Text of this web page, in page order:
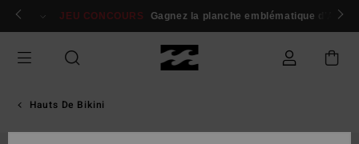
Passer
Se connecter / s'inscrire
JEU CONCOURS Gagnez la planche emblématique d'Andy
Hauts De Bikini